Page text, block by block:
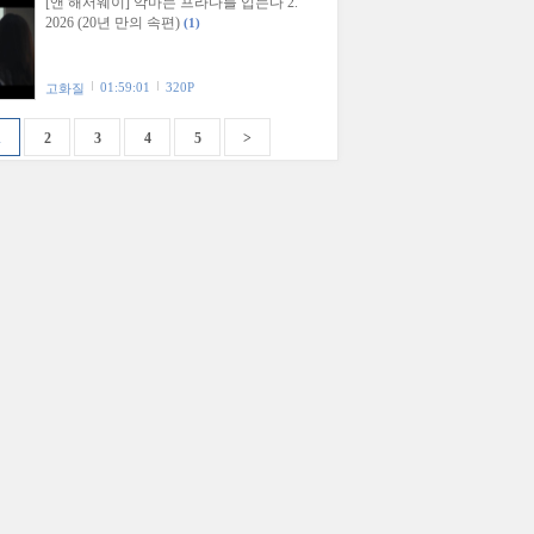
2026 (20년 만의 속편) (1)
고화질 01:59:01 320P
2 3 4 5 >